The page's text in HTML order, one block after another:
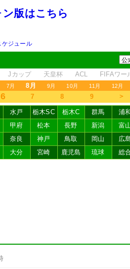
版はこちら
ケジュール
Jカップ 天皇杯 ACL FIFAワー
7月 8月 9月 10月 11月 12月
6 7 8 9 ＞
水戸 栃木SC 栃木C 群馬 浦
甲府 松本 長野 新潟 富
奈良 神戸 鳥取 岡山 広
大分 宮崎 鹿児島 琉球 総